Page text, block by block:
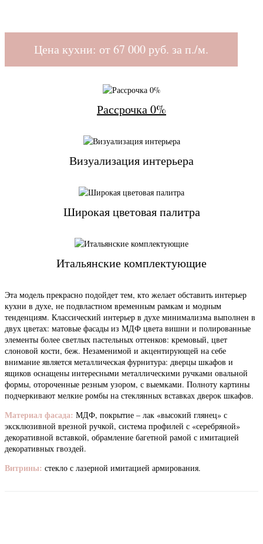
Цена кухни: от 67 000 руб. за п./м.
Рассрочка 0%
Визуализация интерьера
Широкая цветовая палитра
Итальянские комплектующие
Эта модель прекрасно подойдет тем, кто желает обставить интерьер
кухни в духе, не подвластном временным рамкам и модным
тенденциям. Классический интерьер в духе минимализма выполнен в
двух цветах: матовые фасады из МДФ цвета вишни и полированные
элементы более светлых пастельных оттенков: кремовый, цвет
слоновой кости, беж. Незаменимой и акцентирующей на себе
внимание является металлическая фурнитура: дверцы шкафов и
ящиков оснащены интересными металлическими ручками овальной
формы, отороченные резным узором, с выемками. Полноту картины
подчеркивают мелкие ромбы на стеклянных вставках дверок шкафов.
Материал фасада: МДФ, покрытие – лак «высокий глянец» с
эксклюзивной врезной ручкой, система профилей с «серебряной»
декоративной вставкой, обрамление багетной рамой с имитацией
декоративных гвоздей.
Витрины: стекло с лазерной имитацией армирования.